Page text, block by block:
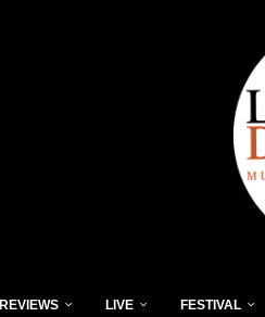
REVIEWS LIVE FESTIVAL